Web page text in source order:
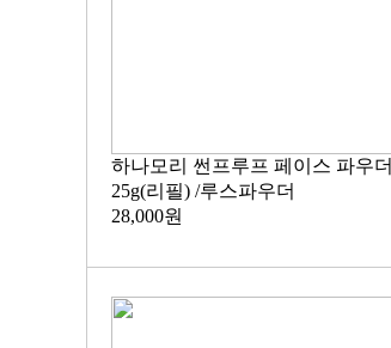
하나모리 썬프루프 페이스 파우더
25g(리필) /루스파우더
28,000원